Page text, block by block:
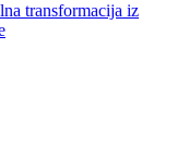
transformacija iz